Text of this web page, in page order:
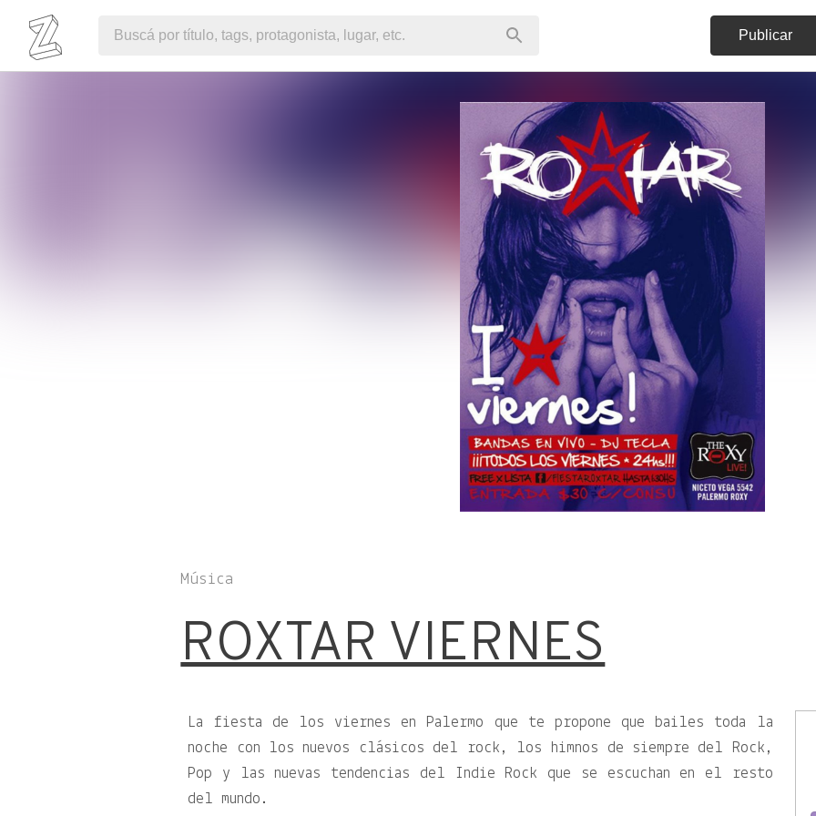
Publicar
Música
ROXTAR VIERNES
La fiesta de los viernes en Palermo que te propone que bailes toda la
noche con los nuevos clásicos del rock, los himnos de siempre del Rock,
Pop y las nuevas tendencias del Indie Rock que se escuchan en el resto
del mundo.